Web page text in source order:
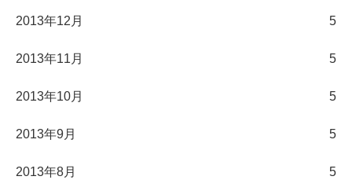
2013年12月 5
2013年11月 5
2013年10月 5
2013年9月 5
2013年8月 5